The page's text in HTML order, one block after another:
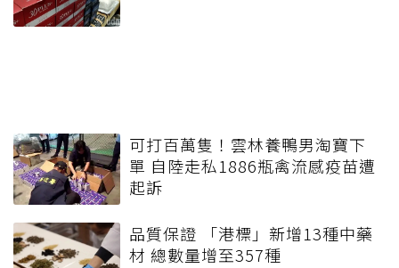
可打百萬隻！雲林養鴨男淘寶下
單 自陸走私1886瓶禽流感疫苗遭
起訴
品質保證 「港標」新增13種中藥
材 總數量增至357種